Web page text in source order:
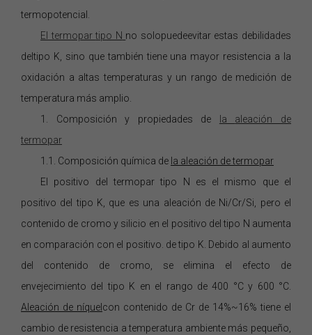
termopotencial.
El termopartipo N no solopuedeevitar estas debilidades
deltipo K,
sino que también tiene una mayor resistencia a la
oxidación a altas temperaturas y un rango de medición de
temperatura más amplio
1. Composición y propiedades de la aleación de
termopar
1.1. Composición química de la aleación de termopar
El
positivo del termopar tipo N es el mismo que el
positivo del tipo K, que es una aleación de Ni/Cr/Si, pero el
contenido de cromo y silicio en el positivo del tipo N aumenta
en comparación con el positivo. detipo K. Debido al aumento
del contenido de cromo, se elimina el efecto de
envejecimiento del tipo K en el rango de 400 °C y 600 °C.
Aleación de níquel con contenido de Cr de 14%~16% tiene el
cambio de resistencia a temperatura ambiente más pequeño,